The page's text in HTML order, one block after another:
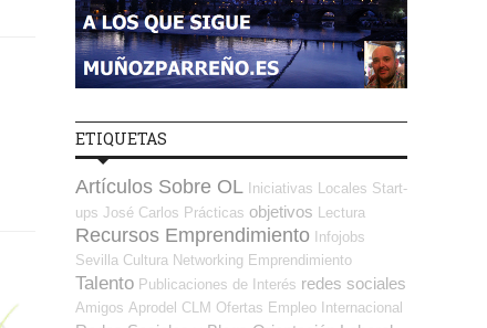
ETIQUETAS
Artículos Sobre OL Iniciativas Locales Start-
ups José Carlos Prácticas objetivos Lectura
Recursos Emprendimiento Infojobs
Sevilla Cultura Networking Emprendimiento
Talento Publicaciones de Interés redes sociales
Amigos Aprodel CLM Ofertas Empleo Internacional